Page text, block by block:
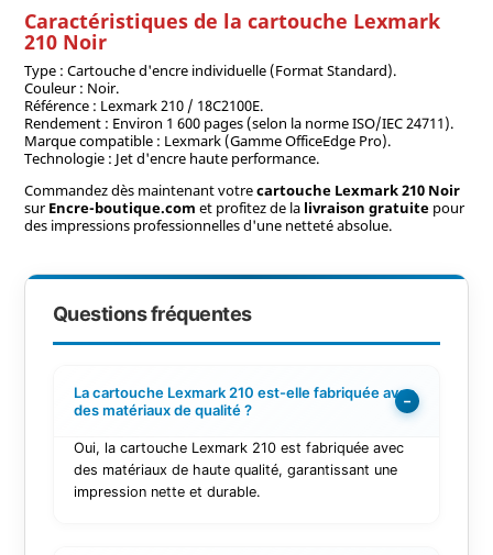
Caractéristiques de la cartouche Lexmark
210 Noir
Type : Cartouche d'encre individuelle (Format Standard).
Couleur : Noir.
Référence : Lexmark 210 / 18C2100E.
Rendement : Environ 1 600 pages (selon la norme ISO/IEC 24711).
Marque compatible : Lexmark (Gamme OfficeEdge Pro).
Technologie : Jet d'encre haute performance.
Commandez dès maintenant votrecartouche Lexmark 210 Noir
surEncre-boutique.com et profitez de la livraison gratuitepour
des impressions professionnelles d'une netteté absolue.
Questions fréquentes
La cartouche Lexmark 210 est-elle fabriquée avec
des matériaux de qualité ?
−
Oui, la cartouche Lexmark 210 est fabriquée avec
des matériaux de haute qualité, garantissant une
impression nette et durable.